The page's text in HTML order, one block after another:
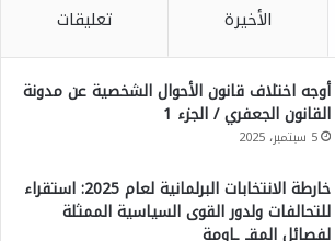
الأخيرة تعليقات
أوجه اختلاف قانون الأحوال الشخصية عن مدونة
القانون الجعفري / الجزء 1
5 سبتمبر، 2025
خارطة الانتخابات البرلمانية لعام 2025: استقراء
للتحالفات ولدور القوى السياسية الممثلة